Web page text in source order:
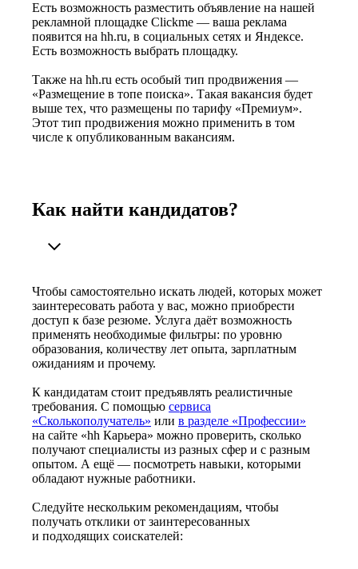
Есть возможность разместить объявление на нашей
рекламной площадке Clickme — ваша реклама
появится на hh.ru, в социальных сетях и Яндексе.
Есть возможность выбрать площадку.
Также на hh.ru есть особый тип продвижения —
«Размещение в топе поиска». Такая вакансия будет
выше тех, что размещены по тарифу «Премиум».
Этот тип продвижения можно применить в том
числе к опубликованным вакансиям.
Как найти кандидатов?
Чтобы самостоятельно искать людей, которых может
заинтересовать работа у вас, можно приобрести
доступ к базе резюме. Услуга даёт возможность
применять необходимые фильтры: по уровню
образования, количеству лет опыта, зарплатным
ожиданиям и прочему.
К кандидатам стоит предъявлять реалистичные
требования. С помощью сервиса
«Сколькополучатель» или в разделе «Профессии»
на сайте «hh Карьера» можно проверить, сколько
получают специалисты из разных сфер и с разным
опытом. А ещё — посмотреть навыки, которыми
обладают нужные работники.
Следуйте нескольким рекомендациям, чтобы
получать отклики от заинтересованных
и подходящих соискателей: